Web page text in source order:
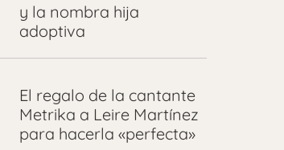
y la nombra hija
adoptiva
El regalo de la cantante
Metrika a Leire Martínez
para hacerla «perfecta»